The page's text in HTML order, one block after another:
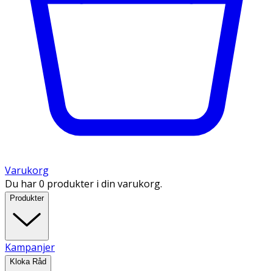
Varukorg
Du har 0 produkter i din varukorg.
Produkter
Kampanjer
Kloka Råd